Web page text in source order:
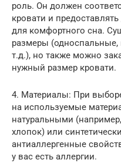
роль. Он должен
кровати и
для комфортного сна.
размеры
т.д.), но также можно
нужный размер кровати.
4. Материалы: При
на используемые
натуральными
хлопок) или
антиаллергенные
у вас есть аллергии.